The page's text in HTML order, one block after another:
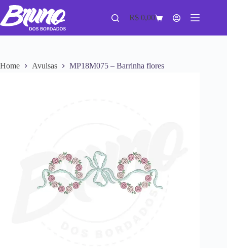
R$ 0,00
Home Avulsas MP18M075 – Barrinha flores